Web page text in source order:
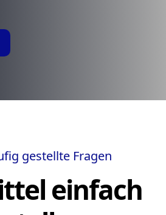
gestellte Fragen
einfach